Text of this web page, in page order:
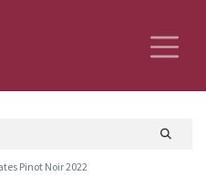
Pinot Noir 2022